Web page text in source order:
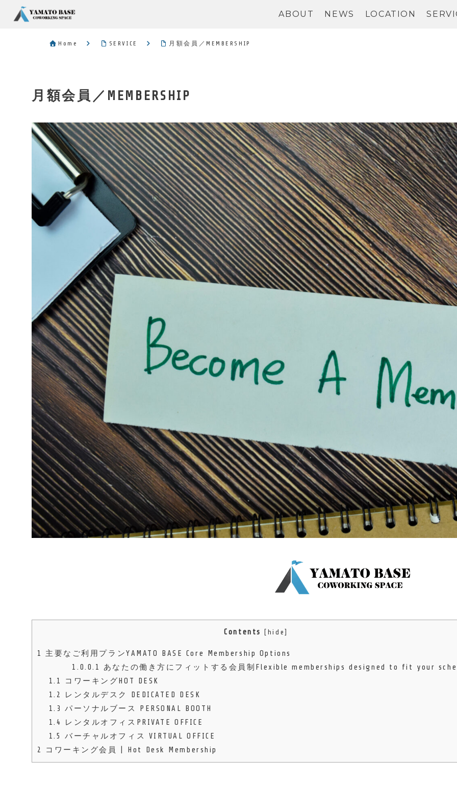
ABOUT NEWS LOCATION
Home SERVICE 月額会員／MEMBERSHIP
月額会員／MEMBERSHIP
Contents hide
1
主要なご利用プランYAMATO BASE Core Membership Options
1.0.0.1
あなたの働き方にフィットする会員制Flexible memberships designed to fit your
1.1
コワーキングHOT DESK
1.2
レンタルデスク DEDICATED DESK
1.3 パーソナルブース PERSONAL BOOTH
1.4
レンタルオフィスPRIVATE OFFICE
1.5
バーチャルオフィス VIRTUAL OFFICE
2
コワーキング会員 | Hot Desk Membership